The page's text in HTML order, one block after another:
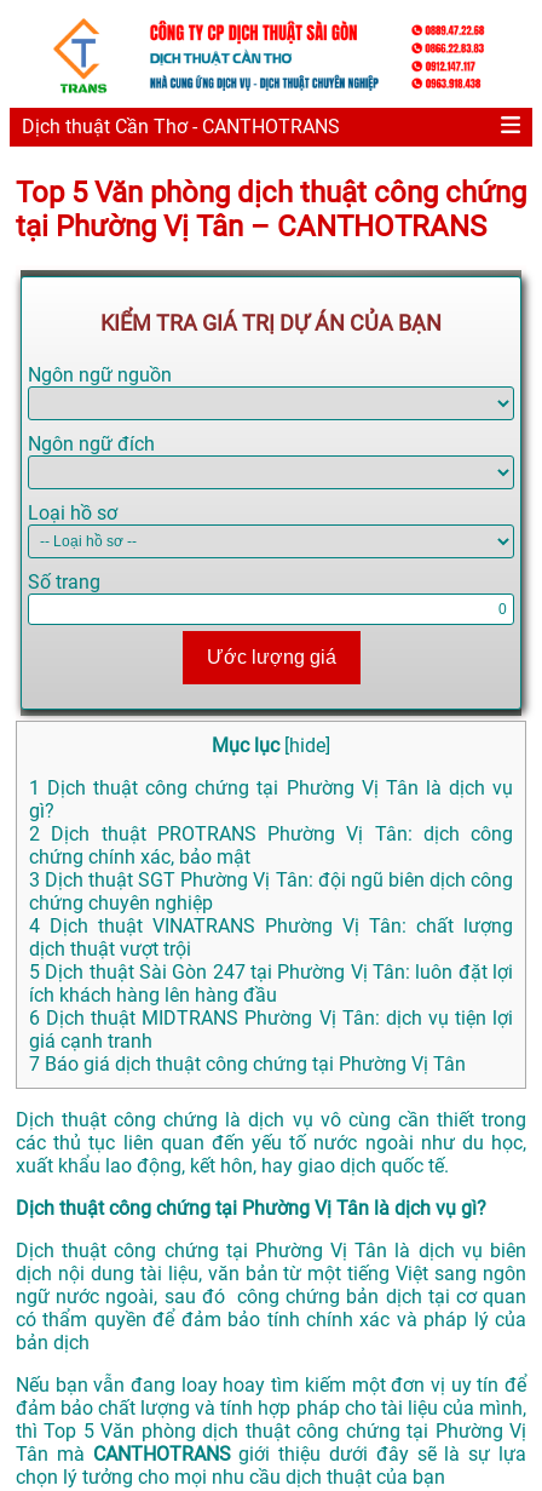
Dịch thuật Cần Thơ - CANTHOTRANS
Top 5 Văn phòng dịch thuật công chứng
tại Phường Vị Tân – CANTHOTRANS
KIỂM TRA GIÁ TRỊ DỰ ÁN CỦA BẠN
Ngôn ngữ nguồn
Ngôn ngữ đích
Loại hồ sơ
Số trang
Ước lượng giá
Mục lục [hide]
1
Dịch thuật công chứng tại Phường Vị Tân là dịch vụ
gì?
2 Dịch thuật PROTRANS Phường Vị Tân: dịch công
chứng chính xác, bảo mật
3 Dịch thuật SGT Phường Vị Tân: đội ngũ biên dịch công
chứng chuyên nghiệp
4 Dịch thuật VINATRANS Phường Vị Tân: chất lượng
dịch thuật vượt trội
5 Dịch thuật Sài Gòn 247 tại Phường Vị Tân: luôn đặt lợi
ích khách hàng lên hàng đầu
6 Dịch thuật MIDTRANS Phường Vị Tân: dịch vụ tiện lợi
giá cạnh tranh
7 Báo giá dịch thuật công chứng tại Phường Vị Tân
Dịch thuật công chứng là dịch vụ vô cùng cần thiết trong
các thủ tục liên quan đến yếu tố nước ngoài như du học,
xuất khẩu lao động, kết hôn, hay giao dịch quốc tế.
Dịch thuật công chứng tại Phường Vị Tân là dịch vụ gì?
Dịch thuật công chứng tại Phường Vị Tân là dịch vụ biên
dịch nội dung tài liệu, văn bản từ một tiếng Việt sang ngôn
ngữ nước ngoài, sau đó công chứng bản dịch tại cơ quan
có thẩm quyền để đảm bảo tính chính xác và pháp lý của
bản dịch
Nếu bạn vẫn đang loay hoay tìm kiếm một đơn vị uy tín để
đảm bảo chất lượng và tính hợp pháp cho tài liệu của mình,
thì Top 5 Văn phòng dịch thuật công chứng tại Phường Vị
Tân mà CANTHOTRANSgiới thiệu dưới đây sẽ là sự lựa
chọn lý tưởng cho mọi nhu cầu dịch thuật của bạn